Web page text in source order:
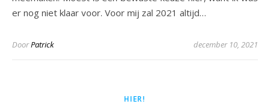
er nog niet klaar voor. Voor mij zal 2021 altijd…
DoorPatrick december 10, 2021
HIER!